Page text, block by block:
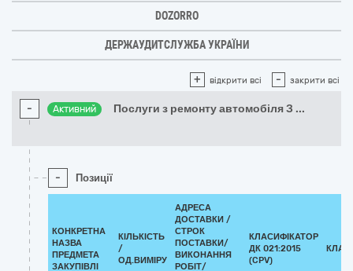
DOZORRO
ДЕРЖАУДИТСЛУЖБА УКРАЇНИ
+ відкрити всі - закрити всі
- Активний Послуги з ремонту автомобіля З ...
- Позиції
КОНКРЕТНА
НАЗВА
ПРЕДМЕТА
ЗАКУПІВЛІ
КІЛЬКІСТЬ
/
ОД.ВИМІРУ
АДРЕСА
ДОСТАВКИ /
СТРОК
ПОСТАВКИ/
ВИКОНАННЯ
РОБІТ/
КЛАСИФІКАТОР
ДК 021:2015
(CPV)